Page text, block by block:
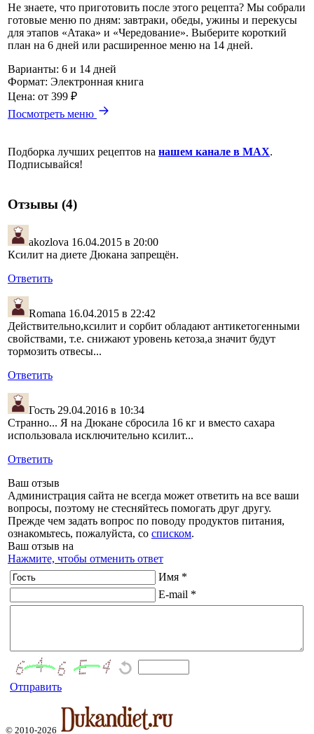
Не знаете, что приготовить после этого рецепта? Мы собрали
готовые меню по дням: завтраки, обеды, ужины и перекусы
для этапов «Атака» и «Чередование». Выберите короткий
план на 6 дней или расширенное меню на 14 дней.
Варианты: 6 и 14 дней
Формат: Электронная книга
Цена: от 399 ₽
Посмотреть меню
Подборка лучших рецептов на нашем канале в MAX.
Подписывайся!
Отзывы (4)
akozlova 16.04.2015 в 20:00
Ксилит на диете Дюкана запрещён.
Ответить
Romana 16.04.2015 в 22:42
Действительно,ксилит и сорбит обладают антикетогенными
свойствами, т.е. снижают уровень кетоза,а значит будут
тормозить отвесы...
Ответить
Гость 29.04.2016 в 10:34
Странно... Я на Дюкане сбросила 16 кг и вместо сахара
использовала исключительно ксилит...
Ответить
Ваш отзыв
Администрация сайта не всегда может ответить на все ваши
вопросы, поэтому не стесняйтесь помогать друг другу.
Прежде чем задать вопрос по поводу продуктов питания,
ознакомьтесь, пожалуйста, со списком.
Ваш отзыв на
Нажмите, чтобы отменить ответ
Имя *
E-mail *
Отправить
© 2010-2026